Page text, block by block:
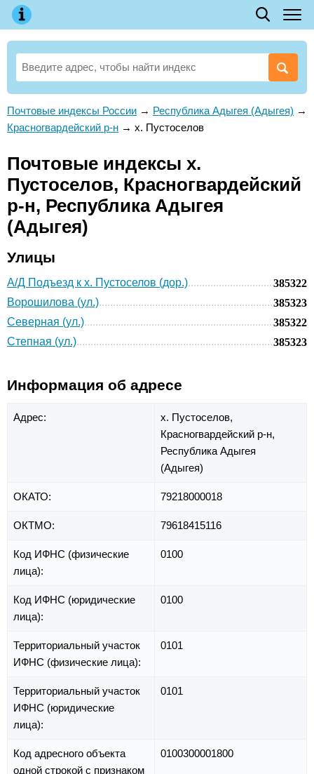
Почтовые индексы России → Республика Адыгея (Адыгея) →
Красногвардейский р-н → х. Пустоселов
Почтовые индексы х.
Пустоселов, Красногвардейский
р-н, Республика Адыгея
(Адыгея)
Улицы
А/Д Подъезд к х. Пустоселов (дор.)
385322
Ворошилова (ул.)
385323
Северная (ул.)
385322
Степная (ул.)
385323
Информация об адресе
Адрес:
х. Пустоселов,
Красногвардейский р-н,
Республика Адыгея
(Адыгея)
ОКАТО: 79218000018
ОКТМО: 79618415116
Код ИФНС (физические
лица):
0100
Код ИФНС (юридические
лица):
0100
Территориальный участок
ИФНС (физические лица):
0101
Территориальный участок
ИФНС (юридические
лица):
0101
Код адресного объекта
одной строкой с признаком
0100300001800